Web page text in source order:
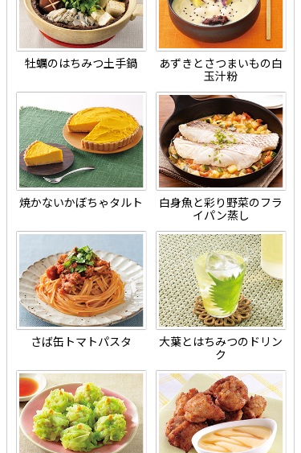
牡蠣のはちみつ土手鍋
あずきとさつまいもの白
玉汁粉
焼かないかぼちゃタルト
白身魚と彩り野菜のフラ
イパン蒸し
さば缶トマトパスタ
大葉とはちみつのドリン
ク